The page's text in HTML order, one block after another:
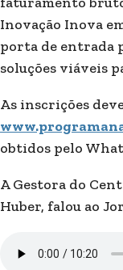
Inovação Inova
porta de entrada
soluções viáveis
As inscrições
obtidos pelo
A Gestora do
Huber, falou ao